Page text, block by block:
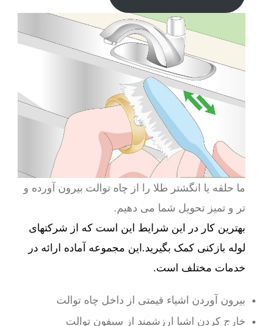
ما حلقه یا انگشتر طلا را از چاه توالت بیرون آورده و
تر و تمیز تحویل شما می دهیم.
بهترین کار در این شرایط این است که از شرکتهای
لوله بازکنی کمک بگیرید.این مجموعه آماده ارائه در
خدمات مختلف است.
بیرون آوردن اشیاء قیمتی از داخل چاه توالت
خارج کردن اشیا ارزشمند از سیفون توالت